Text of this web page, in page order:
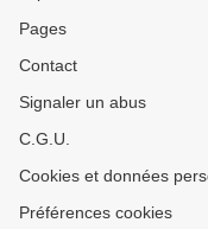
Pages
Contact
Signaler un abus
C.G.U.
Cookies et données
Préférences cookies